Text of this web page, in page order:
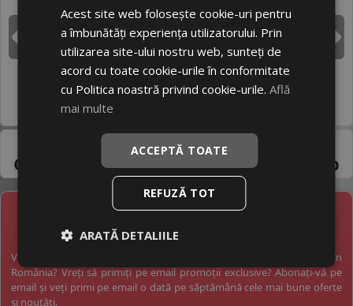
DUNLOP GOODYEAR
HANKOOK MICHELIN
Inapoi
Pneuri 205/60R13 -
Gama variata de laproducatori de top
Vreți să fiți la curent cu toate noutățile în industria anvelopelor în
România? Vreți să primiți pe email promoții exclusive? Abonați-vă pe
email și veți primi pe email o dată pe săptămână cele mai bune oferte
și noutăți.
Acest site web folosește cookie-uri pentru
a îmbunătăți experiența utilizatorului. Prin
utilizarea site-ului nostru web, sunteți de
acord cu toate cookie-urile în conformitate
cu Politica noastră privind cookie-urile.Află
mai multe
ACCEPTĂ TOATE
REFUZĂ TOT
ARATĂ DETALIILE